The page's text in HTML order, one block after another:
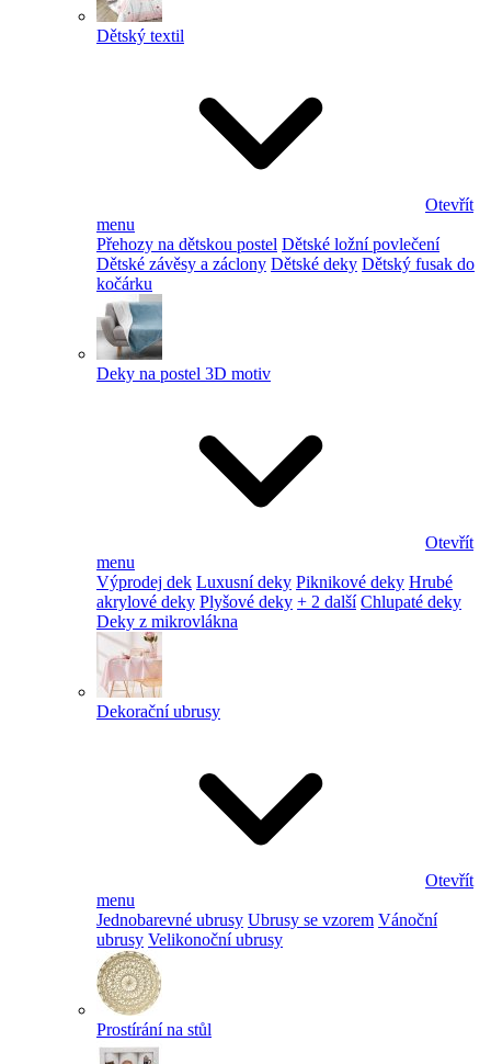
Dětský textil
Otevřít
menu
Přehozy na dětskou postel Dětské ložní povlečení
Dětské závěsy a záclony Dětské deky Dětský fusak do
kočárku
Deky na postel 3D motiv
Otevřít
menu
Výprodej dek Luxusní deky Piknikové deky Hrubé
akrylové deky Plyšové deky + 2 další Chlupaté deky
Deky z mikrovlákna
Dekorační ubrusy
Otevřít
menu
Jednobarevné ubrusy Ubrusy se vzorem Vánoční
ubrusy Velikonoční ubrusy
Prostírání na stůl